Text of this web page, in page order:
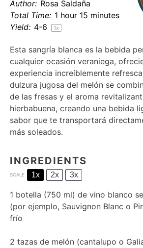
Author: Rosa Saldaña
Total Time: 1 hour 15 minutes
Yield: 4-6 1x
Esta sangría blanca es la bebida
cualquier ocasión veraniega,
experiencia increíblemente
dulzura jugosa del melón se
de las fresas y el aroma
hierbabuena, creando una bebida
sabor que te transportará
más soleados.
INGREDIENTS
SCALE 1x 2x 3x
1 botella (750 ml) de vino blanco
(por ejemplo, Sauvignon Blanc o
frío
2 tazas de melón (cantalupo o